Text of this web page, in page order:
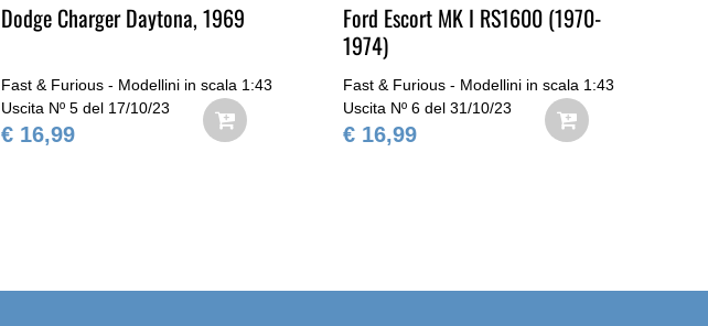
Dodge Charger Daytona, 1969
Fast & Furious - Modellini in scala 1:43
Uscita Nº 5 del 17/10/23
€ 16,99
Ford Escort MK I RS1600 (1970-
1974)
Fast & Furious - Modellini in scala 1:43
Uscita Nº 6 del 31/10/23
€ 16,99